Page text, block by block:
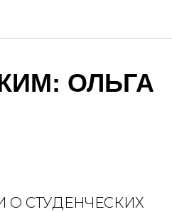
ОЛЬГА
СТУДЕНЧЕСКИХ